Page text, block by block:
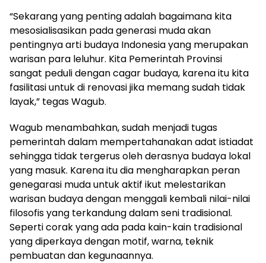
“Sekarang yang penting adalah bagaimana kita
mesosialisasikan pada generasi muda akan
pentingnya arti budaya Indonesia yang merupakan
warisan para leluhur. Kita Pemerintah Provinsi
sangat peduli dengan cagar budaya, karena itu kita
fasilitasi untuk di renovasi jika memang sudah tidak
layak,” tegas Wagub.
Wagub menambahkan, sudah menjadi tugas
pemerintah dalam mempertahanakan adat istiadat
sehingga tidak tergerus oleh derasnya budaya lokal
yang masuk. Karena itu dia mengharapkan peran
genegarasi muda untuk aktif ikut melestarikan
warisan budaya dengan menggali kembali nilai-nilai
filosofis yang terkandung dalam seni tradisional.
Seperti corak yang ada pada kain-kain tradisional
yang diperkaya dengan motif, warna, teknik
pembuatan dan kegunaannya.